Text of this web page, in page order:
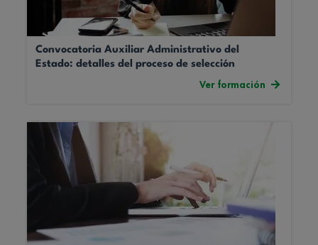
Convocatoria Auxiliar Administrativo del
Estado: detalles del proceso de selección
Ver formación